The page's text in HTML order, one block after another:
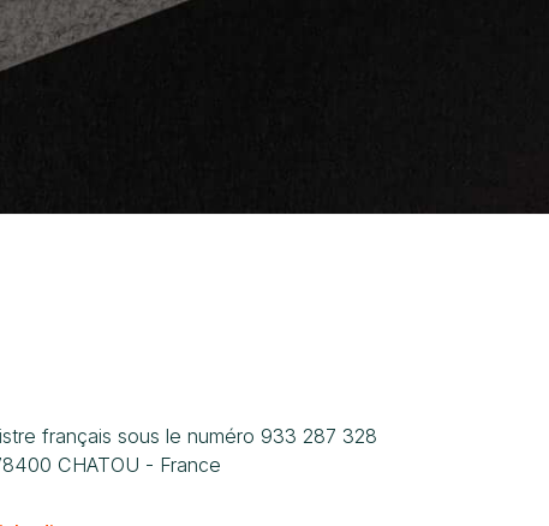
français sous le numéro 933 287 328
CHATOU - France